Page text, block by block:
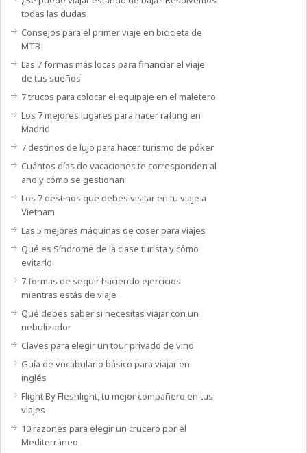
todas las dudas
Consejos para el primer viaje en bicicleta de
MTB
Las 7 formas más locas para financiar el viaje
de tus sueños
7 trucos para colocar el equipaje en el maletero
Los 7 mejores lugares para hacer rafting en
Madrid
7 destinos de lujo para hacer turismo de póker
Cuántos días de vacaciones te corresponden al
año y cómo se gestionan
Los 7 destinos que debes visitar en tu viaje a
Vietnam
Las 5 mejores máquinas de coser para viajes
Qué es Síndrome de la clase turista y cómo
evitarlo
7 formas de seguir haciendo ejercicios
mientras estás de viaje
Qué debes saber si necesitas viajar con un
nebulizador
Claves para elegir un tour privado de vino
Guía de vocabulario básico para viajar en
inglés
Flight By Fleshlight, tu mejor compañero en tus
viajes
10 razones para elegir un crucero por el
Mediterráneo